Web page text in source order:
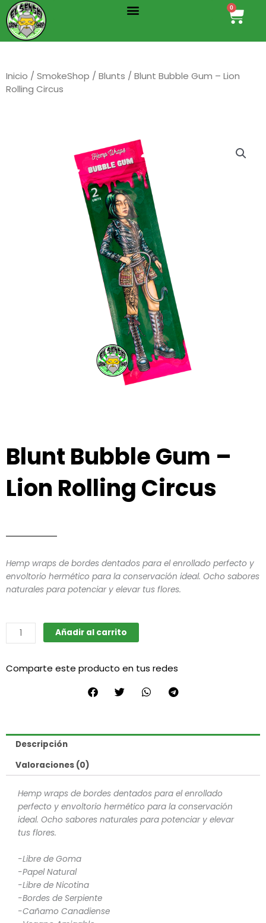
al
contenido
Menu 0
Cart
Inicio / SmokeShop / Blunts / Blunt Bubble Gum – Lion
Rolling Circus
Blunt Bubble Gum –
Lion Rolling Circus
Hemp wraps de bordes dentados para el enrollado perfecto y
envoltorio hermético para la conservación ideal. Ocho sabores
naturales para potenciar y elevar tus flores.
Blunt
Bubble
-
Añadir al carrito
Comparte este producto en tus redes
Descripción
Valoraciones (0)
Hemp wraps de bordes dentados para el enrollado
perfecto y envoltorio hermético para la conservación
ideal. Ocho sabores naturales para potenciar y elevar
tus flores.
-Libre de Goma
-Papel Natural
-Libre de Nicotina
-Bordes de Serpiente
-Cañamo Canadiense